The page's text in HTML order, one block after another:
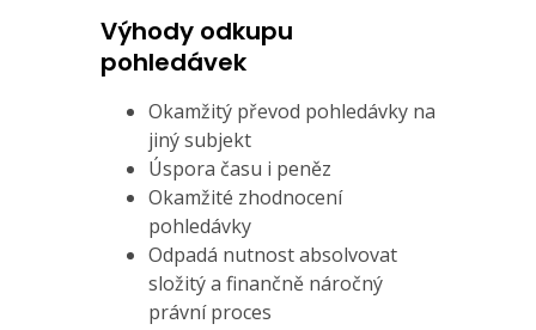
Výhody odkupu
pohledávek
Okamžitý převod pohledávky na
jiný subjekt
Úspora času i peněz
Okamžité zhodnocení
pohledávky
Odpadá nutnost absolvovat
složitý a finančně náročný
právní proces